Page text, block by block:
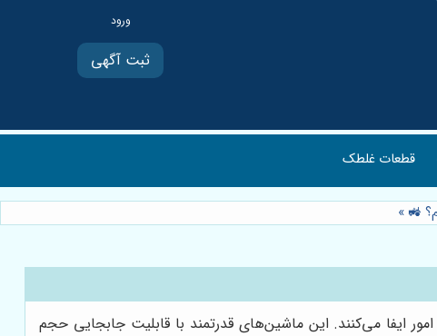
ثبت آگهی
قطعات غلطک
🚜
»
ایفا می‌کنند. این ماشین‌های قدرتمند با قابلیت جابجایی حجم